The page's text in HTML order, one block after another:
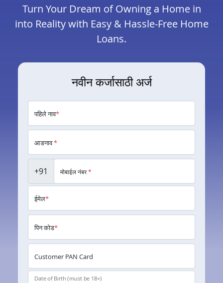
Turn Your Dream of Owning a Home in
into Reality with Easy & Hassle-Free Home
Loans.
नवीन कर्जासाठी अर्ज
पहिले नाव*
आडनाव*
+91 मोबाईल नंबर*
ईमेल*
पिन कोड*
Customer PAN Card
Date of Birth (must be 18+)